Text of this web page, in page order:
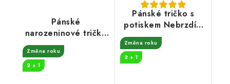
Pánské
narozeninové tričko
32 let odpočívám
Změna roku
2 + 1
Pánské tričko s
potiskem Nebrzdím
50
Změna roku
2 + 1